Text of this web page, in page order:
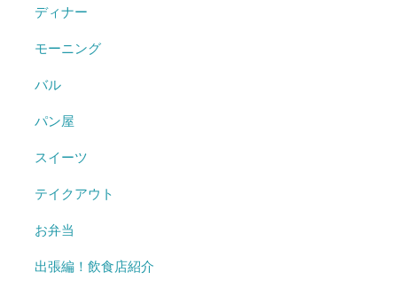
ディナー
モーニング
バル
パン屋
スイーツ
テイクアウト
お弁当
出張編！飲食店紹介